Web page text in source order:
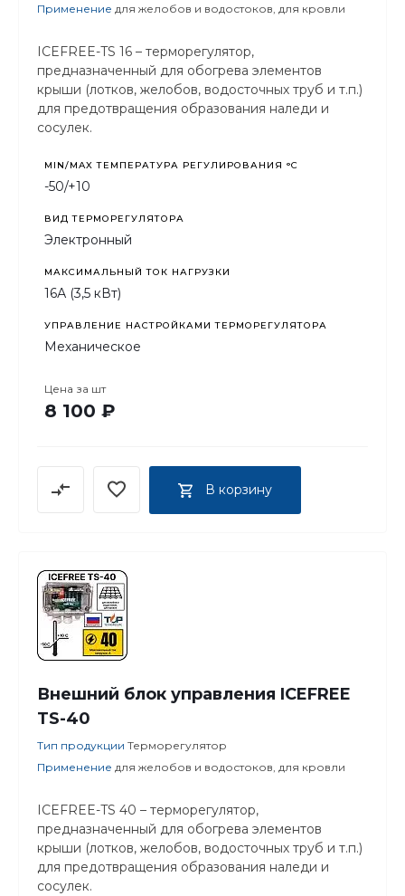
Применение для желобов и водостоков, для кровли
ICEFREE-TS 16 – терморегулятор,
предназначенный для обогрева элементов
крыши (лотков, желобов, водосточных труб и т.п.)
для предотвращения образования наледи и
сосулек.
MIN/MAX ТЕМПЕРАТУРА РЕГУЛИРОВАНИЯ °С
-50/+10
ВИД ТЕРМОРЕГУЛЯТОРА
Электронный
МАКСИМАЛЬНЫЙ ТОК НАГРУЗКИ
16А (3,5 кВт)
УПРАВЛЕНИЕ НАСТРОЙКАМИ ТЕРМОРЕГУЛЯТОРА
Механическое
Цена за шт
8 100 ₽
В корзину
Внешний блок управления ICEFREE
TS-40
Тип продукции Терморегулятор
Применение для желобов и водостоков, для кровли
ICEFREE-TS 40 – терморегулятор,
предназначенный для обогрева элементов
крыши (лотков, желобов, водосточных труб и т.п.)
для предотвращения образования наледи и
сосулек.